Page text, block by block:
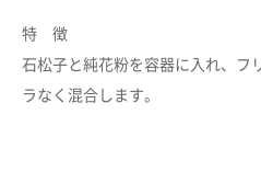
お買い物
特 徴
石松子と純花粉を容器に入れ、フ
ラなく混合します。